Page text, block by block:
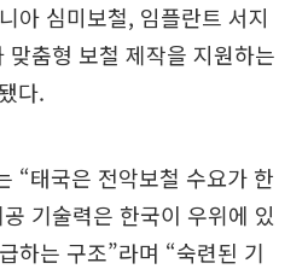
아 심미보철, 임플란트 서지
맞춤형 보철 제작을 지원하는
다.
“태국은 전악보철 수요가 한
기술력은 한국이 우위에 있
하는 구조”라며 “숙련된 기